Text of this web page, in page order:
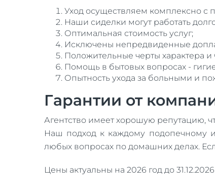
Уход осуществляем комплексно с
Наши сиделки могут работать
Оптимальная стоимость услуг;
Исключены непредвиденные
Положительные черты характера
Помощь в бытовых вопросах -
Опытность ухода за больными и
Гарантии от
Агентство имеет хорошую репутацию,
Наш подход к каждому подопечному
любых вопросах по домашних делах.
Цены актуальны на 2026 год до 31.12.2026